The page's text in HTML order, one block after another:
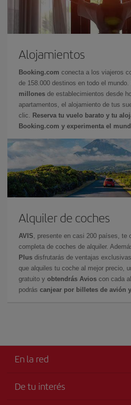
Alojamientos
Booking.com conecta a los viajeros
de 158.000 destinos en todo el
millones de establecimientos desde
apartamentos, el alojamiento de tus
clic.
Reserva tu vuelo barato y tu
Booking.com y experimenta el
Alquiler de coches
AVIS , presente en casi 200 países, te
completa de coches de alquiler.
Plus disfrutarás de ventajas
que alquiles tu coche al mejor precio,
gratuito y obtendrás Avios con cada
podrás canjear por billetes de avión
En la red
De tu interés